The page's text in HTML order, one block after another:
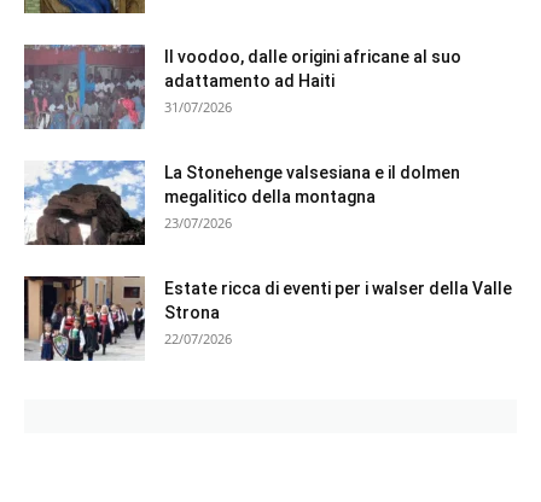
Il voodoo, dalle origini africane al suo
adattamento ad Haiti
31/07/2026
La Stonehenge valsesiana e il dolmen
megalitico della montagna
23/07/2026
Estate ricca di eventi per i walser della Valle
Strona
22/07/2026